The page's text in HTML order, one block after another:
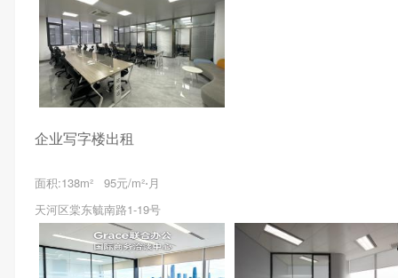
企业写字楼出租
面积:138m² 95元/m²⋅月
天河区棠东毓南路1-19号